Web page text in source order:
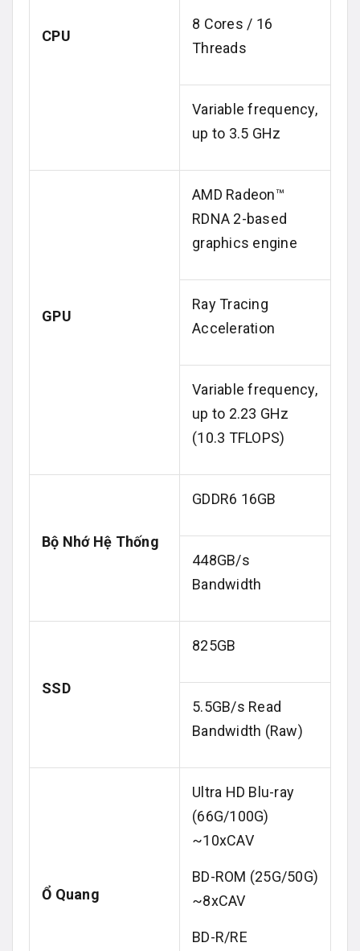
CPU
8 Cores / 16
Threads
Variable frequency,
up to 3.5 GHz
GPU
AMD Radeon™
RDNA 2-based
graphics engine
Ray Tracing
Acceleration
Variable frequency,
up to 2.23 GHz
(10.3 TFLOPS)
Bộ Nhớ Hệ Thống
GDDR6 16GB
448GB/s
Bandwidth
SSD
825GB
5.5GB/s Read
Bandwidth (Raw)
Ổ Quang
Ultra HD Blu-ray
(66G/100G)
~10xCAV
BD-ROM (25G/50G)
~8xCAV
BD-R/RE